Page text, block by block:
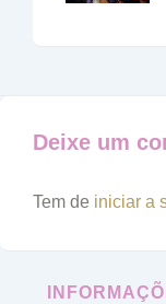
Deixe um
Tem de iniciar a